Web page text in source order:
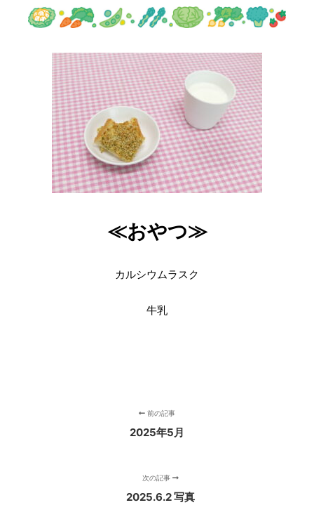
≪おやつ≫
カルシウムラスク
牛乳
前の記事
2025年5月
次の記事
2025.6.2 写真